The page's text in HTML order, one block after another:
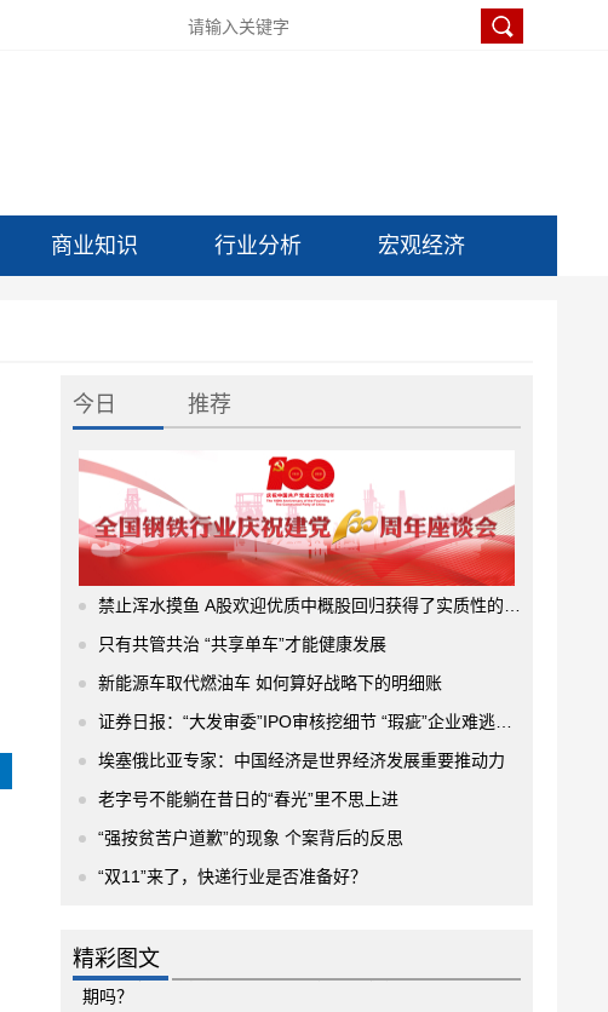
商业知识 行业分析 宏观经济
今日 推荐
禁止浑水摸鱼 A股欢迎优质中概股回归获得了实质性的进展
只有共管共治 “共享单车”才能健康发展
新能源车取代燃油车 如何算好战略下的明细账
证券日报：“大发审委”IPO审核挖细节 “瑕疵”企业难逃法眼
埃塞俄比亚专家：中国经济是世界经济发展重要推动力
老字号不能躺在昔日的“春光”里不思上进
“强按贫苦户道歉”的现象 个案背后的反思
“双11”来了，快递行业是否准备好？
精彩图文